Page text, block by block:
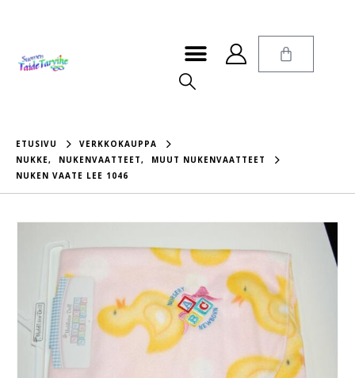
ETUSIVU
VERKKOKAUPPA
NUKKE, NUKENVAATTEET,
MUUT NUKENVAATTEET
NUKEN VAATE LEE 1046